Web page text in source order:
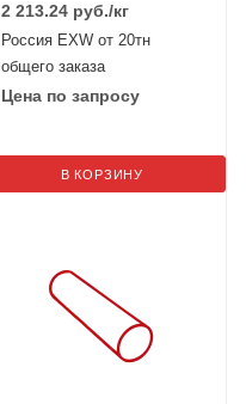
2 213.24 руб./кг
Россия EXW от 20тн
общего заказа
Цена по запросу
В КОРЗИНУ